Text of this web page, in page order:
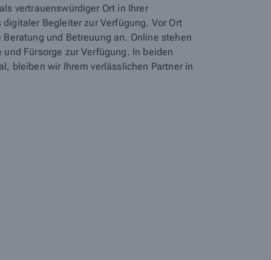
vertrauenswürdiger Ort in Ihrer
Begleiter zur Verfügung. Vor Ort
und Betreuung an. Online stehen
Fürsorge zur Verfügung. In beiden
bleiben wir Ihrem verlässlichen Partner in